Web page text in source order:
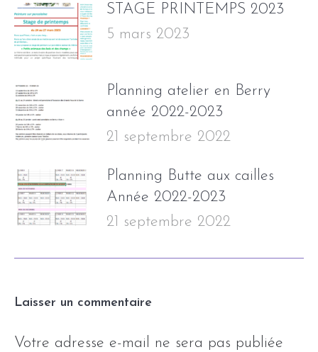
STAGE PRINTEMPS 2023
5 mars 2023
Planning atelier en Berry
année 2022-2023
21 septembre 2022
Planning Butte aux cailles
Année 2022-2023
21 septembre 2022
Laisser un commentaire
Votre adresse e-mail ne sera pas publiée